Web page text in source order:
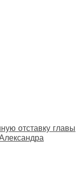
отставку главы